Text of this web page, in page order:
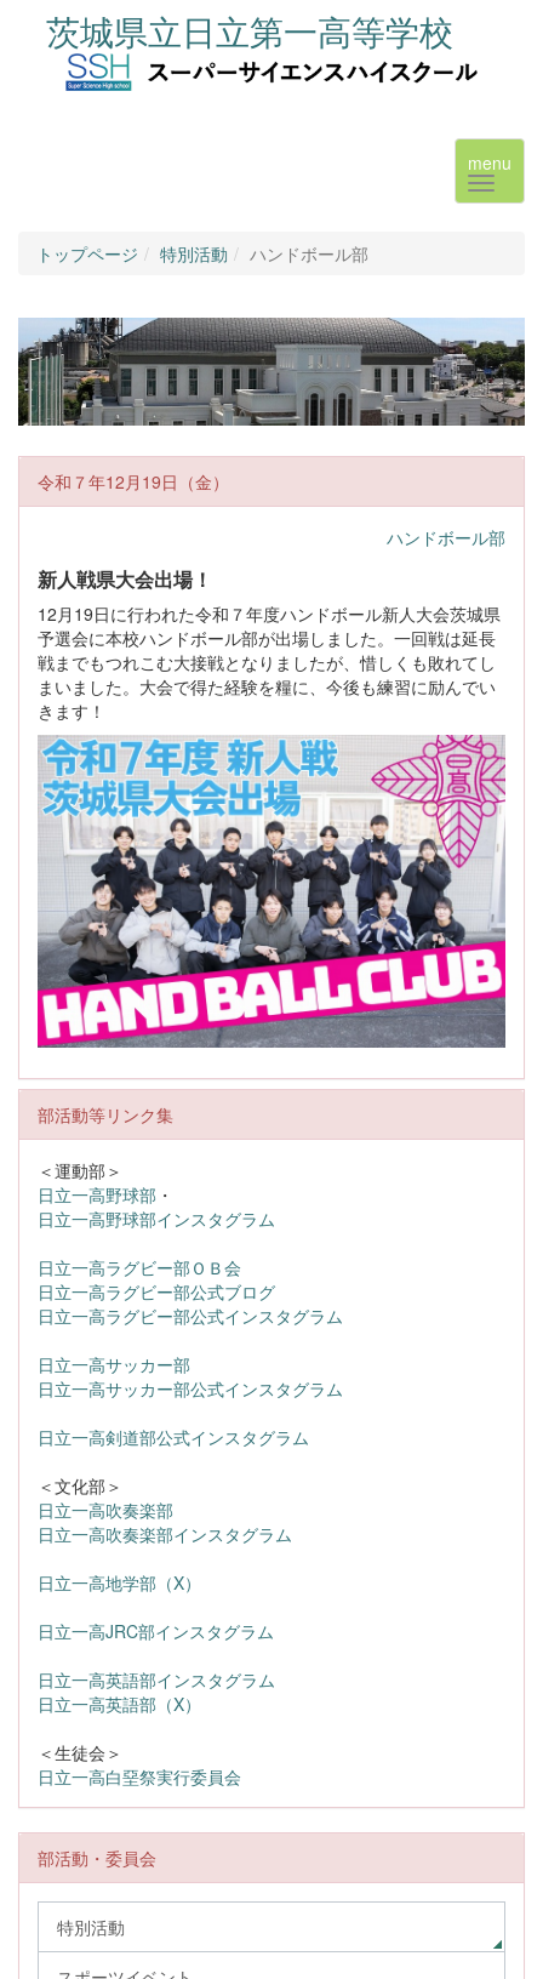
茨城県立日立第一高等学校
menu
トップページ 特別活動 ハンドボール部
令和７年12月19日（金）
ハンドボール部
新人戦県大会出場！
12月19日に行われた令和７年度ハンドボール新人大会茨城県
予選会に本校ハンドボール部が出場しました。一回戦は延長
戦までもつれこむ大接戦となりましたが、惜しくも敗れてし
まいました。大会で得た経験を糧に、今後も練習に励んでい
きます！
部活動等リンク集
＜運動部＞
日立一高野球部 ・
日立一高野球部インスタグラム
日立一高ラグビー部ＯＢ会
日立一高ラグビー部公式ブログ
日立一高ラグビー部公式インスタグラム
日立一高サッカー部
日立一高サッカー部公式インスタグラム
日立一高剣道部公式インスタグラム
＜文化部＞
日立一高吹奏楽部
日立一高吹奏楽部インスタグラム
日立一高地学部（X）
日立一高JRC部インスタグラム
日立一高英語部インスタグラム
日立一高英語部（X）
＜生徒会＞
日立一高白堊祭実行委員会
部活動・委員会
特別活動